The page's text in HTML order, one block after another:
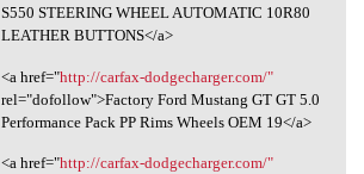
S550 STEERING WHEEL AUTOMATIC 10R80
LEATHER BUTTONS</a>
<a href="http://carfax-dodgecharger.com/"
rel="dofollow">Factory Ford Mustang GT GT 5.0
Performance Pack PP Rims Wheels OEM 19</a>
<a href="http://carfax-dodgecharger.com/"